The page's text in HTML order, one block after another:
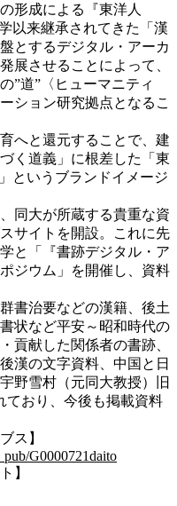
形成による『東洋人
以来継承されてきた「漢
とするデジタル・アーカ
展させることによって、
”道”〈ヒューマニティ
ション研究拠点となるこ
へと還元することで、建
く道義」に根差した「東
というブランドイメージ
同大が所蔵する貴重な資
サイトを開設。これに先
と「『書跡デジタル・ア
ジウム」を開催し、資料
書治要などの漢籍、後土
状など平安～昭和時代の
貢献した関係者の書跡、
漢の文字資料、中国と日
野雪村（元同大教授）旧
ており、今後も掲載資料
ス】
G0000721daito
】